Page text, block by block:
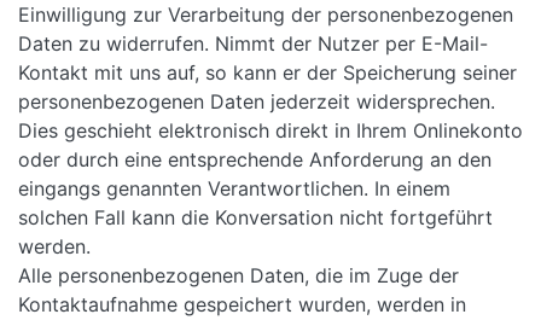
Einwilligung zur Verarbeitung der personenbezogenen
Daten zu widerrufen. Nimmt der Nutzer per E-Mail-
Kontakt mit uns auf, so kann er der Speicherung seiner
personenbezogenen Daten jederzeit widersprechen.
Dies geschieht elektronisch direkt in Ihrem Onlinekonto
oder durch eine entsprechende Anforderung an den
eingangs genannten Verantwortlichen. In einem
solchen Fall kann die Konversation nicht fortgeführt
werden.
Alle personenbezogenen Daten, die im Zuge der
Kontaktaufnahme gespeichert wurden, werden in